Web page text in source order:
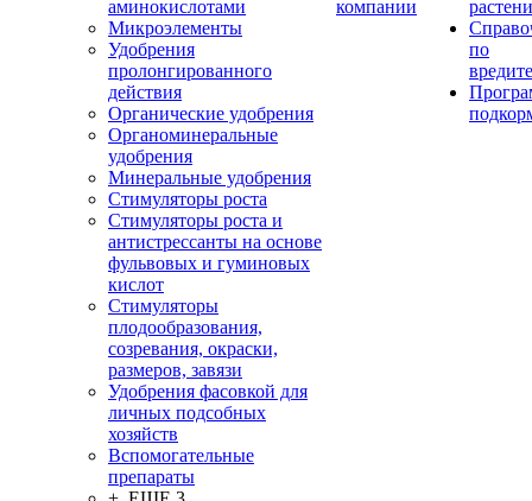
аминокислотами
Микроэлементы
Удобрения
пролонгированного
действия
Органические удобрения
Органоминеральные
удобрения
Минеральные удобрения
Стимуляторы роста
Стимуляторы роста и
антистрессанты на основе
фульвовых и гуминовых
кислот
Стимуляторы
плодообразования,
созревания, окраски,
размеров, завязи
Удобрения фасовкой для
личных подсобных
хозяйств
Вспомогательные
препараты
компании
по